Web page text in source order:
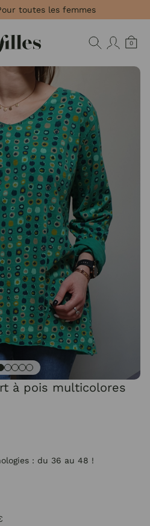
toutes les femmes
0
à pois multicolores
: du 36 au 48 !